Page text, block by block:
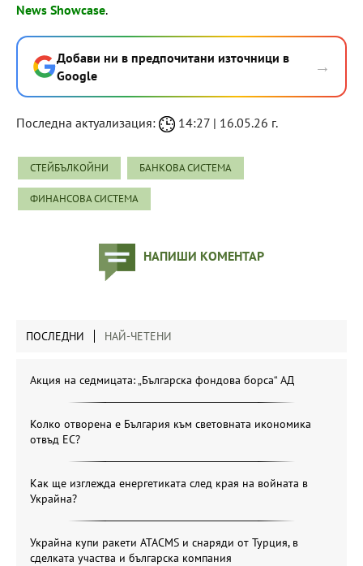
News Showcase.
Добави ни в предпочитани източници в
Google
→
Последна актуализация: 14:27 | 16.05.26 г.
СТЕЙБЪЛКОЙНИ БАНКОВА СИСТЕМА
ФИНАНСОВА СИСТЕМА
НАПИШИ КОМЕНТАР
ПОСЛЕДНИ НАЙ-ЧЕТЕНИ
Акция на седмицата: „Българска фондова борса“ АД
Колко отворена е България към световната икономика
отвъд ЕС?
Как ще изглежда енергетиката след края на войната в
Украйна?
Украйна купи ракети ATACMS и снаряди от Турция, в
сделката участва и българска компания